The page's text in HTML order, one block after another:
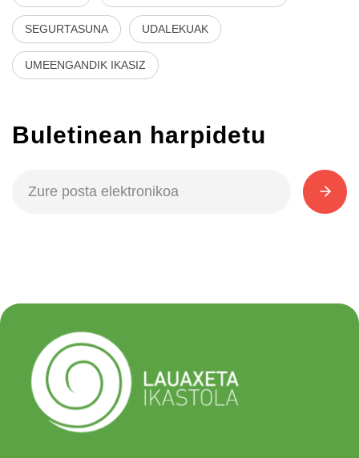
SEGURTASUNA UDALEKUAK
UMEENGANDIK IKASIZ
Buletinean harpidetu